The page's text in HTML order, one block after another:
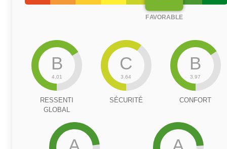
FAVORABLE
B
4.01
RESSENTI
GLOBAL
C
3.64
SÉCURITÉ
B
3.97
CONFORT